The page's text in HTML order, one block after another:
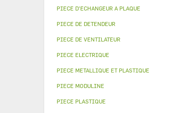
PIECE D'ECHANGEUR A PLAQUE
PIECE DE DETENDEUR
PIECE DE VENTILATEUR
PIECE ELECTRIQUE
PIECE METALLIQUE ET PLASTIQUE
PIECE MODULINE
PIECE PLASTIQUE